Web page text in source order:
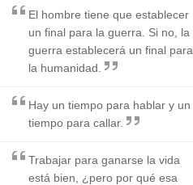
El hombre tiene que establecer
un final para la guerra. Si no, la
guerra establecerá un final para
la humanidad.
Hay un tiempo para hablar y un
tiempo para callar.
Trabajar para ganarse la vida
está bien, ¿pero por qué esa